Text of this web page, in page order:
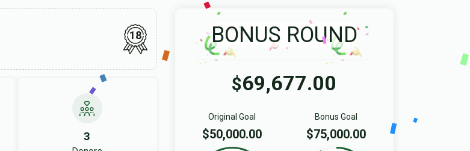
18
3
BONUS ROUND
$69,677.00
Bonus Goal
$75,000.00
Original Goal
$50,000.00